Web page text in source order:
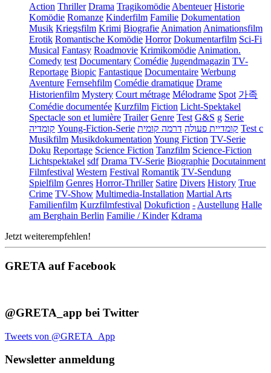
Action Thriller Drama Tragikomödie Abenteuer Historie
Komödie Romanze Kinderfilm Familie Dokumentation
Musik Kriegsfilm Krimi Biografie Animation Animationsfilm
Erotik Romantische Komödie Horror Dokumentarfilm Sci-Fi
Musical Fantasy Roadmovie Krimikomödie Animation.
Comedy test Documentary Comédie Jugendmagazin TV-
Reportage Biopic Fantastique Documentaire Werbung
Aventure Fernsehfilm Comédie dramatique Drame
Historienfilm Mystery Court métrage Mélodrame Spot 가족
Comédie documentée Kurzfilm Fiction Licht-Spektakel
Spectacle son et lumière Trailer Genre Test G&S g Serie
קומדיה Young-Fiction-Serie קומדיית פעולה דרמה קומית
Test c
Musikfilm Musikdokumentation Young Fiction TV-Serie
Doku Reportage Science Fiction Tanzfilm Science-Fiction
Lichtspektakel sdf Drama TV-Serie Biographie Docutainment
Filmfestival Western Festival Romantik TV-Sendung
Spielfilm Genres Horror-Thriller Satire Divers History True
Crime TV-Show Multimedia-Installation Martial Arts
Familienfilm Kurzfilmfestival Dokufiction - Austellung Halle
am Berghain Berlin Familie / Kinder Kdrama
Jetzt weiterempfehlen!
GRETA auf Facebook
@GRETA_app bei Twitter
Tweets von @GRETA_App
Newsletter anmeldung